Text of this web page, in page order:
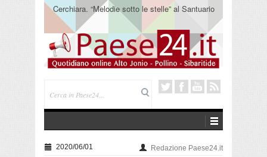
Cerchiara. “Melodie sotto le stelle” al Santuario
Madonna delle Armi
2020/06/01 Redazione Paese24.it